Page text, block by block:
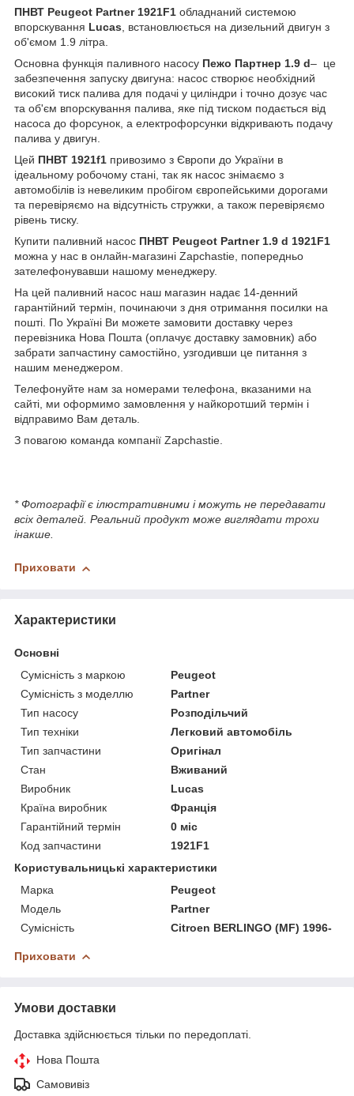
ПНВТ Peugeot Partner 1921F1 обладнаний системою
впорскування Lucas, встановлюється на дизельний двигун з
об'ємом 1.9 літра.
Основна функція паливного насосу Пежо Партнер 1.9 d– це
забезпечення запуску двигуна: насос створює необхідний
високий тиск палива для подачі у циліндри і точно дозує час
та об'єм впорскування палива, яке під тиском подається від
насоса до форсунок, а електрофорсунки відкривають подачу
палива у двигун.
Цей ПНВТ 1921f1 привозимо з Європи до України в
ідеальному робочому стані, так як насос знімаємо з
автомобілів із невеликим пробігом європейськими дорогами
та перевіряємо на відсутність стружки, а також перевіряємо
рівень тиску.
Купити паливний насос ПНВТ Peugeot Partner 1.9 d 1921F1
можна у нас в онлайн-магазині Zapchastie, попередньо
зателефонувавши нашому менеджеру.
На цей паливний насос наш магазин надає 14-денний
гарантійний термін, починаючи з дня отримання посилки на
пошті. По Україні Ви можете замовити доставку через
перевізника Нова Пошта (оплачує доставку замовник) або
забрати запчастину самостійно, узгодивши це питання з
нашим менеджером.
Телефонуйте нам за номерами телефона, вказаними на
сайті, ми оформимо замовлення у найкоротший термін і
відправимо Вам деталь.
З повагою команда компанії Zapchastie.
* Фотографії є ілюстративними і можуть не передавати
всіх деталей. Реальний продукт може виглядати трохи
інакше.
Приховати
Характеристики
Основні
Сумісність з маркою
Peugeot
Сумісність з моделлю
Partner
Тип насосу
Розподільчий
Тип техніки
Легковий автомобіль
Тип запчастини
Оригінал
Стан
Вживаний
Виробник
Lucas
Країна виробник
Франція
Гарантійний термін
0 міс
Код запчастини
1921F1
Користувальницькі характеристики
Марка
Peugeot
Модель
Partner
Сумісність
Citroen BERLINGO (MF) 1996-
Приховати
Умови доставки
Доставка здійснюється тільки по передоплаті.
Нова Пошта
Самовивіз